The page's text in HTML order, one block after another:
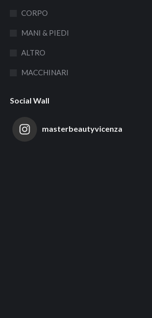
CORPO
MANI & PIEDI
ALTRO
MACCHINARI
Social Wall
masterbeautyvicenza